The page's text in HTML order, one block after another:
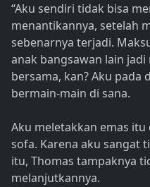
“Aku sendiri tidak bisa
menantikannya, setelah
sebenarnya terjadi.
anak bangsawan lain
bersama, kan? Aku pada
bermain-main di sana.
Aku meletakkan emas
sofa. Karena aku sangat
itu, Thomas tampaknya
melanjutkannya.